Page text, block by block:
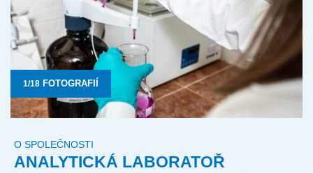
FOTOGRAFIÍ
O SPOLEČNOSTI
ANALYTICKÁ LABORATOŘ